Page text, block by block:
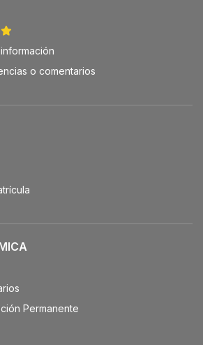
o comentarios
Permanente